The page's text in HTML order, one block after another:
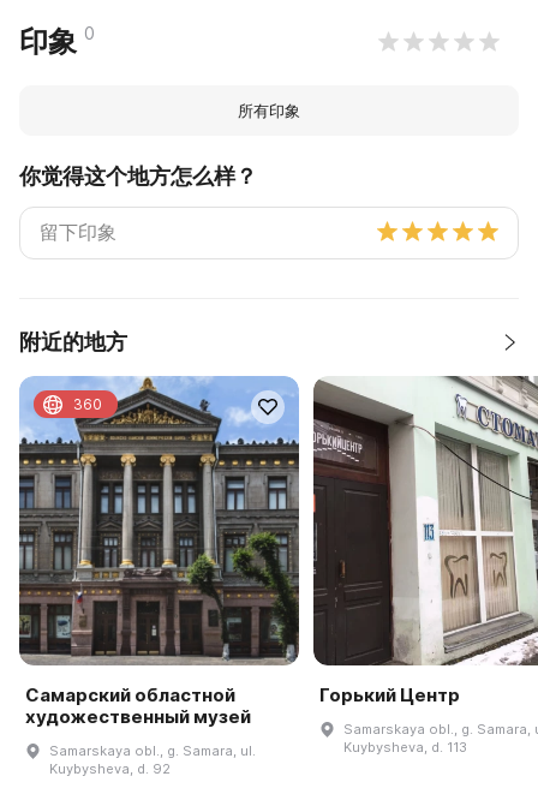
印象 0
所有印象
你觉得这个地方怎么样？
附近的地方
Самарский областной
художественный музей
Samarskaya obl., g. Samara, ul.
Kuybysheva, d. 92
360
Горький Центр
Samarskaya obl., g. Samara,
Kuybysheva, d. 113